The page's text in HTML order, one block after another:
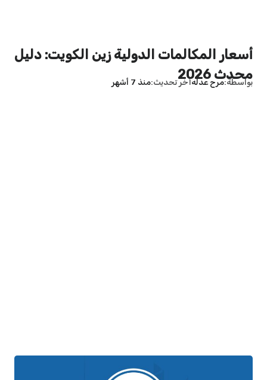
أسعار المكالمات الدولية زين الكويت: دليل
محدث 2026
بواسطة مرح عدلهآخر تحديث منذ 7 أشهر